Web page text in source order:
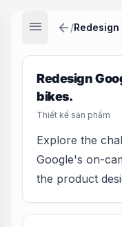
menu arrow_back /
Redesign
bikes.
Thiết kế sản phẩm
Explore the
Google's on-
the product